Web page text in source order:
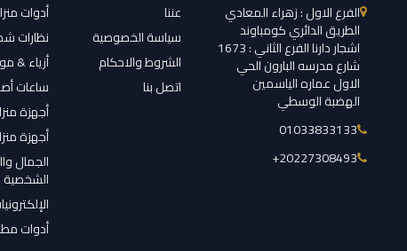
الفرع الاول : زهراء المعادي
الطريق الدائري كومباوند
اشجار دارنا الفرع الثاني : 1673
شارع مدرسه البارون الحي
الاول عماره الياسمين
الهضبة الوسطي
01033833133
‎+20227308493
عننا
سياسة الخصوصية
الشروط والاحكام
اتصل بنا
أدوات
نظارات
أزياء &
ساعات
أجهزة
أجهزة
الجمال
الشخصية
أدوات